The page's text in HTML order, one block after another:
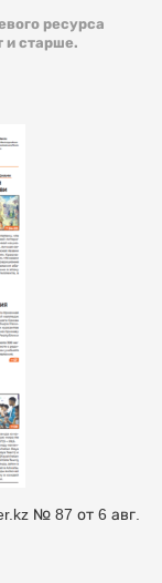
ресурса
и старше.
№ 87 от 6 авг.